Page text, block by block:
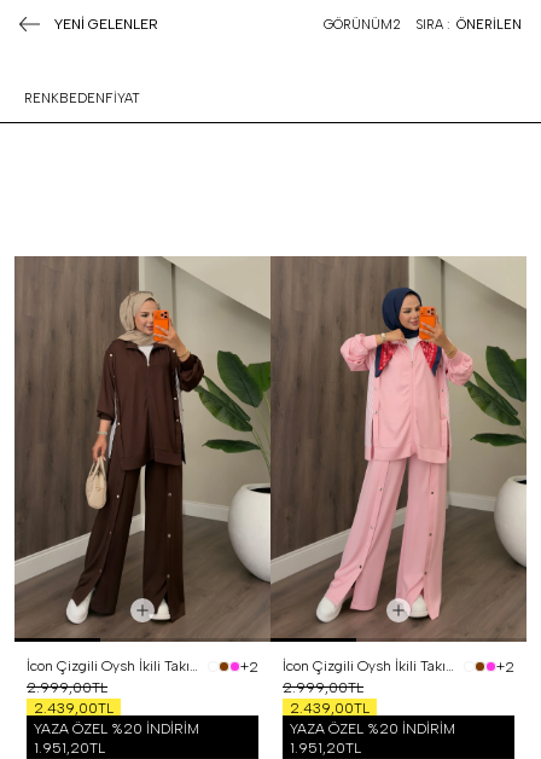
YENİ GELENLER GÖRÜNÜM2 SIRA : ÖNERİLEN
RENKBEDENFİYAT
İcon Çizgili Oysh İkili Takım Kahverengi
+2
2.999,00TL
2.439,00TL
YAZA ÖZEL %20 İNDİRİM
1.951,20TL
İcon Çizgili Oysh İkili Takım Pembe
+2
2.999,00TL
2.439,00TL
YAZA ÖZEL %20 İNDİRİM
1.951,20TL